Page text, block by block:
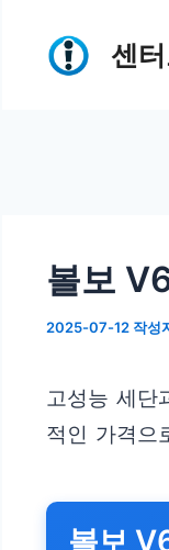
센
볼보
2025-07-12 작성
고성능 세단
적인 가격으
볼보